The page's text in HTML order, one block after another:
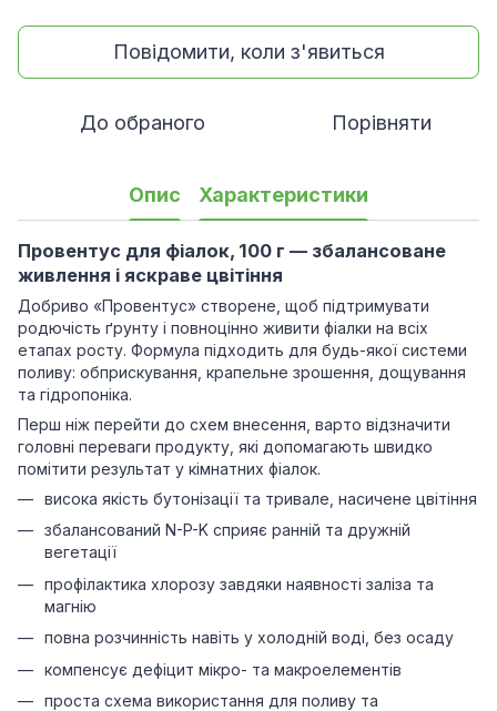
Повідомити, коли з'явиться
До обраного Порівняти
Опис Характеристики
Провентус для фіалок, 100 г — збалансоване
живлення і яскраве цвітіння
Добриво «Провентус» створене, щоб підтримувати
родючість ґрунту і повноцінно живити фіалки на всіх
етапах росту. Формула підходить для будь-якої системи
поливу: обприскування, крапельне зрошення, дощування
та гідропоніка.
Перш ніж перейти до схем внесення, варто відзначити
головні переваги продукту, які допомагають швидко
помітити результат у кімнатних фіалок.
висока якість бутонізації та тривале, насичене цвітіння
збалансований N-P-K сприяє ранній та дружній
вегетації
профілактика хлорозу завдяки наявності заліза та
магнію
повна розчинність навіть у холодній воді, без осаду
компенсує дефіцит мікро- та макроелементів
проста схема використання для поливу та